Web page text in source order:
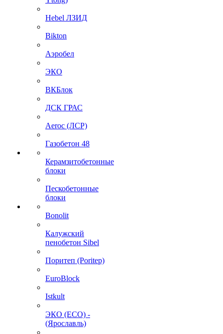
Hebel ЛЗИД
Bikton
Аэробел
ЭКО
ВКБлок
ДСК ГРАС
Aeroc (ЛСР)
Газобетон 48
Керамзитобетонные
блоки
Пескобетонные
блоки
Bonolit
Калужский
пенобетон Sibel
Поритеп (Poritep)
EuroBlock
Istkult
ЭКО (ECO) -
(Ярославль)